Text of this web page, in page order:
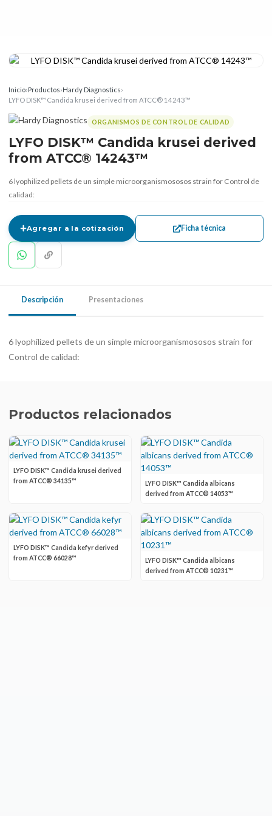
Inicio›Productos›Hardy Diagnostics›
LYFO DISK™ Candida krusei derived from ATCC® 14243™
ORGANISMOS DE CONTROL DE CALIDAD
LYFO DISK™ Candida krusei derived
from ATCC® 14243™
6 lyophilized pellets de un simple microorganismososos strain for Control de
calidad:
Agregar a la cotización Ficha técnica
Descripción Presentaciones
6 lyophilized pellets de un simple microorganismososos strain for
Control de calidad:
Productos relacionados
LYFO DISK™ Candida krusei derived
from ATCC® 34135™
LYFO DISK™ Candida albicans
derived from ATCC® 14053™
LYFO DISK™ Candida kefyr derived
from ATCC® 66028™
LYFO DISK™ Candida albicans
derived from ATCC® 10231™